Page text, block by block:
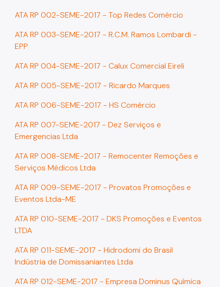
ATA RP 002-SEME-2017 - Top Redes Comércio
ATA RP 003-SEME-2017 - R.C.M. Ramos Lombardi -
EPP
ATA RP 004-SEME-2017 - Calux Comercial Eireli
ATA RP 005-SEME-2017 - Ricardo Marques
ATA RP 006-SEME-2017 - HS Comércio
ATA RP 007-SEME-2017 - Dez Serviços e
Emergencias Ltda
ATA RP 008-SEME-2017 - Remocenter Remoções e
Serviços Médicos Ltda
ATA RP 009-SEME-2017 - Provatos Promoções e
Eventos Ltda-ME
ATA RP 010-SEME-2017 - DKS Promoções e Eventos
LTDA
ATA RP 011-SEME-2017 - Hidrodomi do Brasil
Indústria de Domissaniantes Ltda
ATA RP 012-SEME-2017 - Empresa Dominus Química